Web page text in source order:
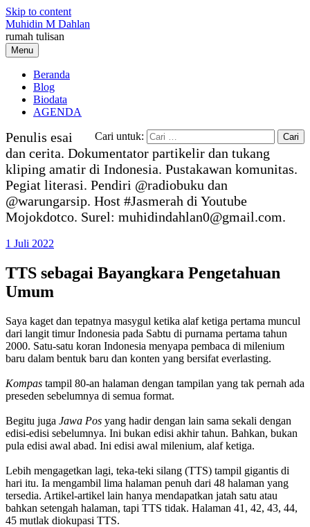
Skip to content
Muhidin M Dahlan
rumah tulisan
Menu
Beranda
Blog
Biodata
AGENDA
Cari untuk:
Penulis esai
dan cerita. Dokumentator partikelir dan tukang
kliping amatir di Indonesia. Pustakawan komunitas.
Pegiat literasi. Pendiri @radiobuku dan
@warungarsip. Host #Jasmerah di Youtube
Mojokdotco. Surel: muhidindahlan0@gmail.com.
1 Juli 2022
TTS sebagai Bayangkara Pengetahuan
Umum
Saya kaget dan tepatnya masygul ketika alaf ketiga pertama muncul
dari langit timur Indonesia pada Sabtu di purnama pertama tahun
2000. Satu-satu koran Indonesia menyapa pembaca di milenium
baru dalam bentuk baru dan konten yang bersifat everlasting.
Kompas tampil 80-an halaman dengan tampilan yang tak pernah ada
preseden sebelumnya di semua format.
Begitu juga Jawa Pos yang hadir dengan lain sama sekali dengan
edisi-edisi sebelumnya. Ini bukan edisi akhir tahun. Bahkan, bukan
pula edisi awal abad. Ini edisi awal milenium, alaf ketiga.
Lebih mengagetkan lagi, teka-teki silang (TTS) tampil gigantis di
hari itu. Ia mengambil lima halaman penuh dari 48 halaman yang
tersedia. Artikel-artikel lain hanya mendapatkan jatah satu atau
bahkan setengah halaman, tapi TTS tidak. Halaman 41, 42, 43, 44,
45 mutlak diokupasi TTS.